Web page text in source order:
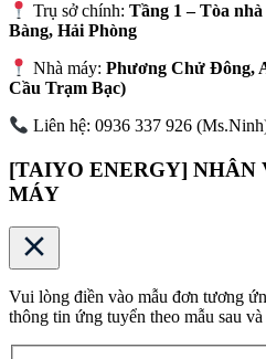
Trụ sở chính:Tầng 1 – Tòa
Bàng, Hải Phòng
Nhà máy:Phương Chử Đông,
Cầu Trạm Bạc)
Liên hệ: 0936 337 926
[TAIYO ENERGY] NHÂN
MÁY
Vui lòng điền vào mẫu đơn tương
thông tin ứng tuyển theo mẫu sau